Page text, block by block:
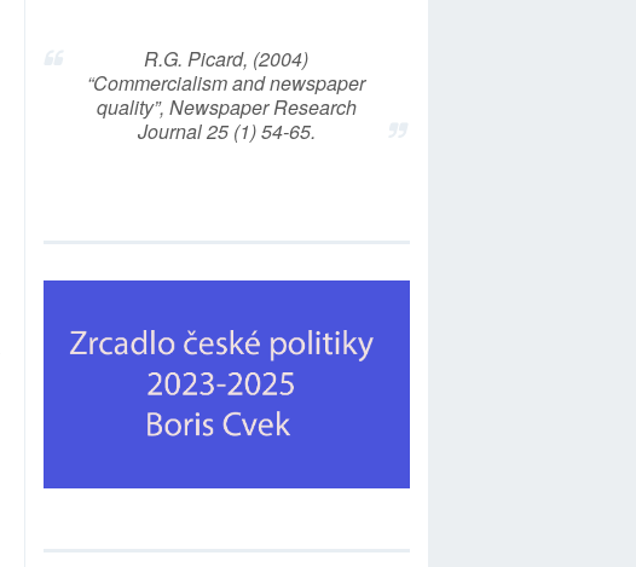
R.G. Picard, (2004)
“Commercialism and newspaper
quality”, Newspaper Research
Journal 25 (1) 54-65.